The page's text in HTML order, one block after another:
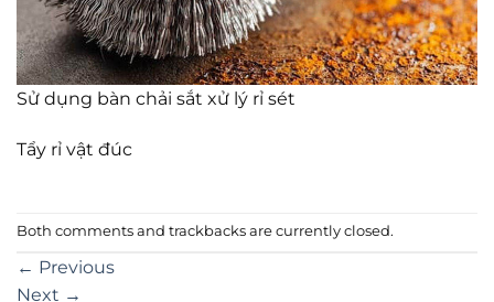
Sử dụng bàn chải sắt xử lý rỉ sét
Tẩy rỉ vật đúc
Both comments and trackbacks are currently closed.
← Previous
Next →